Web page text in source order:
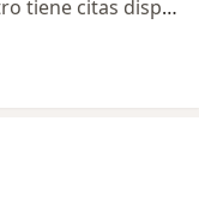
Ningún profesional de este centro tiene citas disponibles